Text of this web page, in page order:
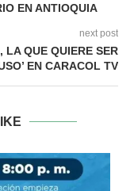
EN ANTIOQUIA
next post
LA QUE QUIERE SER
EN CARACOL TV